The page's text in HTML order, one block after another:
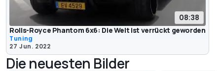
08:38
Rolls-Royce Phantom 6x6: Die Welt ist verrückt geworden
Tuning
27 Jun. 2022
Die neuesten Bilder